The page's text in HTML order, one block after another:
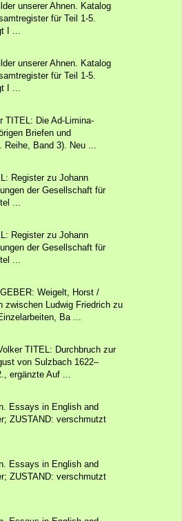
unserer Ahnen. Katalog
für Teil 1-5.
I ...
unserer Ahnen. Katalog
für Teil 1-5.
I ...
TITEL: Die Ad-Limina-
Briefen und
Band 3). Neu ...
Register zu Johann
der Gesellschaft für
...
Register zu Johann
der Gesellschaft für
...
Weigelt, Horst /
zwischen Ludwig Friedrich zu
Ba ...
TITEL: Durchbruch zur
von Sulzbach 1622–
ergänzte Auf ...
Essays in English and
ZUSTAND: verschmutzt
Essays in English and
ZUSTAND: verschmutzt